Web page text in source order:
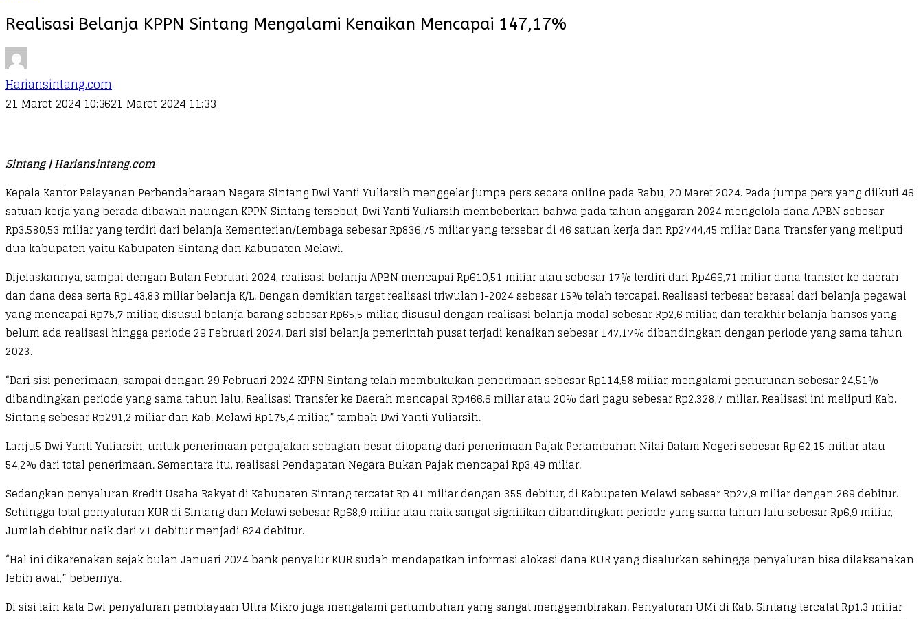
Realisasi Belanja KPPN Sintang Mengalami Kenaikan Mencapai 147,17%
Hariansintang.com
21 Maret 2024 10:3621 Maret 2024 11:33
Sintang | Hariansintang.com
Kepala Kantor Pelayanan Perbendaharaan Negara Sintang Dwi Yanti Yuliarsih menggelar jumpa pers secara online pada Rabu, 20 Maret 2024. Pada jumpa pers yang diikuti 46
satuan kerja yang berada dibawah naungan KPPN Sintang tersebut, Dwi Yanti Yuliarsih membeberkan bahwa pada tahun anggaran 2024 mengelola dana APBN sebesar
Rp3.580,53 miliar yang terdiri dari belanja Kementerian/Lembaga sebesar Rp836,75 miliar yang tersebar di 46 satuan kerja dan Rp2744,45 miliar Dana Transfer yang meliputi
dua kabupaten yaitu Kabupaten Sintang dan Kabupaten Melawi.
Dijelaskannya, sampai dengan Bulan Februari 2024, realisasi belanja APBN mencapai Rp610,51 miliar atau sebesar 17% terdiri dari Rp466,71 miliar dana transfer ke daerah
dan dana desa serta Rp143,83 miliar belanja K/L. Dengan demikian target realisasi triwulan I-2024 sebesar 15% telah tercapai. Realisasi terbesar berasal dari belanja pegawai
yang mencapai Rp75,7 miliar, disusul belanja barang sebesar Rp65,5 miliar, disusul dengan realisasi belanja modal sebesar Rp2,6 miliar, dan terakhir belanja bansos yang
belum ada realisasi hingga periode 29 Februari 2024. Dari sisi belanja pemerintah pusat terjadi kenaikan sebesar 147,17% dibandingkan dengan periode yang sama tahun
2023.
“Dari sisi penerimaan, sampai dengan 29 Februari 2024 KPPN Sintang telah membukukan penerimaan sebesar Rp114,58 miliar, mengalami penurunan sebesar 24,51%
dibandingkan periode yang sama tahun lalu. Realisasi Transfer ke Daerah mencapai Rp466,6 miliar atau 20% dari pagu sebesar Rp2.328,7 miliar. Realisasi ini meliputi Kab.
Sintang sebesar Rp291,2 miliar dan Kab. Melawi Rp175,4 miliar,” tambah Dwi Yanti Yuliarsih.
Lanju5 Dwi Yanti Yuliarsih, untuk penerimaan perpajakan sebagian besar ditopang dari penerimaan Pajak Pertambahan Nilai Dalam Negeri sebesar Rp 62,15 miliar atau
54,2% dari total penerimaan. Sementara itu, realisasi Pendapatan Negara Bukan Pajak mencapai Rp3,49 miliar.
Sedangkan penyaluran Kredit Usaha Rakyat di Kabupaten Sintang tercatat Rp 41 miliar dengan 355 debitur, di Kabupaten Melawi sebesar Rp27,9 miliar dengan 269 debitur.
Sehingga total penyaluran KUR di Sintang dan Melawi sebesar Rp68,9 miliar atau naik sangat signifikan dibandingkan periode yang sama tahun lalu sebesar Rp6,9 miliar,
Jumlah debitur naik dari 71 debitur menjadi 624 debitur.
“Hal ini dikarenakan sejak bulan Januari 2024 bank penyalur KUR sudah mendapatkan informasi alokasi dana KUR yang disalurkan sehingga penyaluran bisa dilaksanakan
lebih awal,” bebernya.
Di sisi lain kata Dwi penyaluran pembiayaan Ultra Mikro juga mengalami pertumbuhan yang sangat menggembirakan. Penyaluran UMi di Kab. Sintang tercatat Rp1,3 miliar